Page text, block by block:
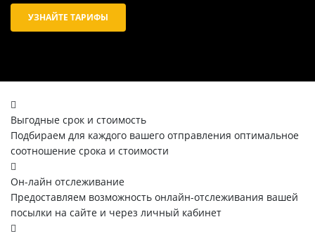
УЗНАЙТЕ ТАРИФЫ
Выгодные срок и стоимость
Подбираем для каждого вашего отправления оптимальное
соотношение срока и стоимости
Он-лайн отслеживание
Предоставляем возможность онлайн-отслеживания вашей
посылки на сайте и через личный кабинет